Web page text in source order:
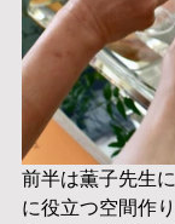
前半は薫子先生
に役立つ空間作